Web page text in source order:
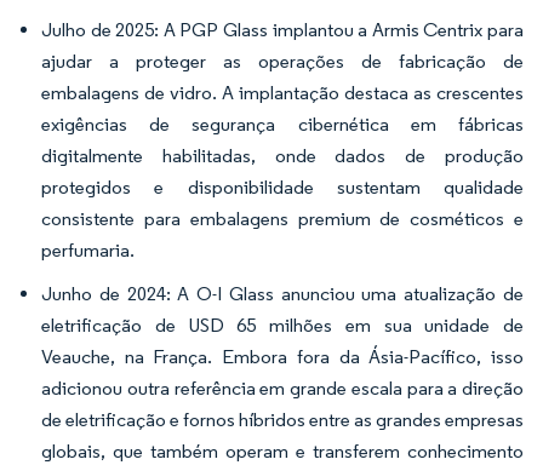
Julho de 2025: A PGP Glass implantou a Armis Centrix para
ajudar a proteger as operações de fabricação de
embalagens de vidro. A implantação destaca as crescentes
exigências de segurança cibernética em fábricas
digitalmente habilitadas, onde dados de produção
protegidos e disponibilidade sustentam qualidade
consistente para embalagens premium de cosméticos e
perfumaria.
Junho de 2024: A O-I Glass anunciou uma atualização de
eletrificação de USD 65 milhões em sua unidade de
Veauche, na França. Embora fora da Ásia-Pacífico, isso
adicionou outra referência em grande escala para a direção
de eletrificação e fornos híbridos entre as grandes empresas
globais, que também operam e transferem conhecimento